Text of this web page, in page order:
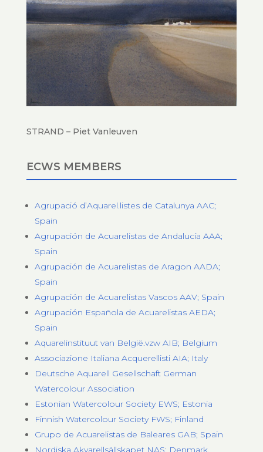
STRAND – Piet Vanleuven
ECWS MEMBERS
Agrupació d’Aquarel.listes de Catalunya AAC;
Spain
Agrupación de Acuarelistas de Andalucía AAA;
Spain
Agrupación de Acuarelistas de Aragon AADA;
Spain
Agrupación de Acuarelistas Vascos AAV; Spain
Agrupación Española de Acuarelistas AEDA;
Spain
Aquarelinstituut van België.vzw AIB; Belgium
Associazione Italiana Acquerellisti AIA; Italy
Deutsche Aquarell Gesellschaft German
Watercolour Association
Estonian Watercolour Society EWS; Estonia
Finnish Watercolour Society FWS; Finland
Grupo de Acuarelistas de Baleares GAB; Spain
Nordiska Akvarellsällskapet NAS; Denmark,